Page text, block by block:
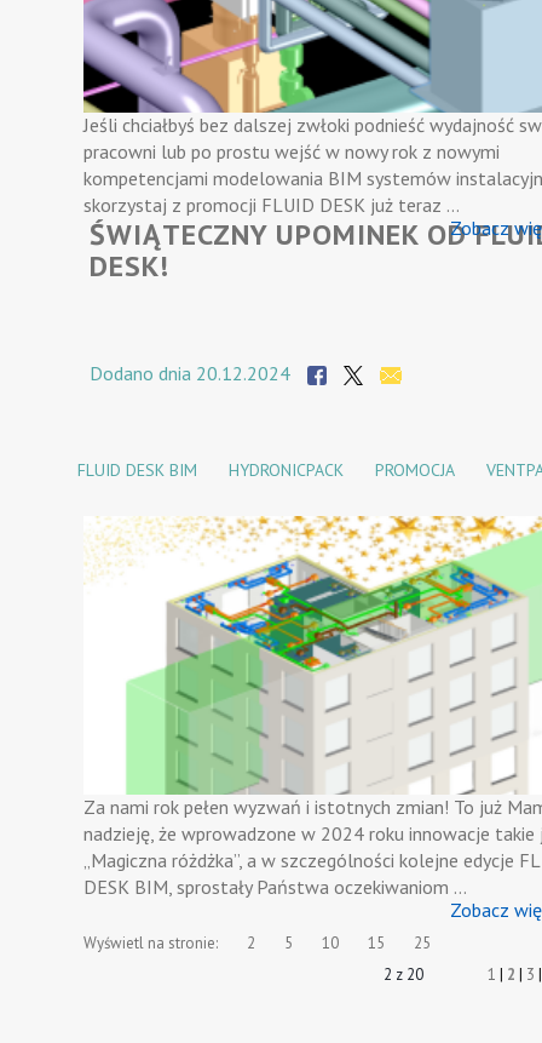
Jeśli chciałbyś bez dalszej zwłoki podnieść wydajność
pracowni lub po prostu wejść w nowy rok z nowymi
kompetencjami modelowania BIM systemów
skorzystaj z promocji FLUID DESK już teraz …
Zobacz
ŚWIĄTECZNY UPOMINEK OD
DESK!
Dodano dnia 20.12.2024
FLUID DESK BIM HYDRONICPACK PROMOCJA
Za nami rok pełen wyzwań i istotnych zmian! To już
nadzieję, że wprowadzone w 2024 roku innowacje takie
„Magiczna różdżka”, a w szczególności kolejne edycje
DESK BIM, sprostały Państwa oczekiwaniom …
Zobacz
Wyświetl na stronie: 2 5 10 15
25
2 z 20
1 | 2 | 3